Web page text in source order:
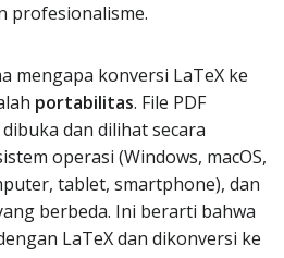
profesionalisme.
mengapa konversi LaTeX ke
portabilitas. File PDF
dan dilihat secara
operasi (Windows, macOS,
tablet, smartphone), dan
berbeda. Ini berarti bahwa
LaTeX dan dikonversi ke